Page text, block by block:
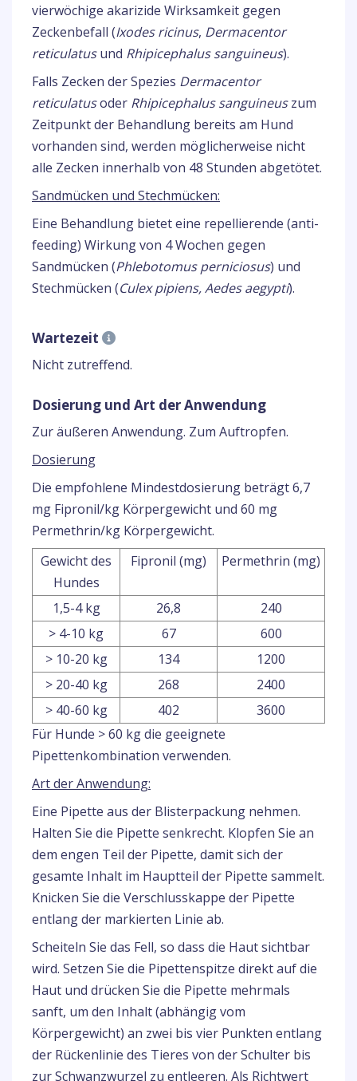
vierwöchige akarizide Wirksamkeit gegen
Zeckenbefall (Ixodes ricinus, Dermacentor
reticulatusund Rhipicephalus sanguineus).
Falls Zecken der Spezies Dermacentor
reticulatusoder Rhipicephalus sanguineuszum
Zeitpunkt der Behandlung bereits am Hund
vorhanden sind, werden möglicherweise nicht
alle Zecken innerhalb von 48 Stunden abgetötet.
Sandmücken und Stechmücken:
Eine Behandlung bietet eine repellierende (anti-
feeding) Wirkung von 4 Wochen gegen
Sandmücken (Phlebotomus perniciosus) und
Stechmücken (Culex pipiens, Aedes aegypti).
Wartezeit
Nicht zutreffend.
Dosierung und Art der Anwendung
Zur äußeren Anwendung. Zum Auftropfen.
Dosierung
Die empfohlene Mindestdosierung beträgt 6,7
mg Fipronil/kg Körpergewicht und 60 mg
Permethrin/kg Körpergewicht.
Gewicht des
Hundes
Fipronil (mg) Permethrin (mg)
1,5-4 kg 26,8
240
> 4-10 kg
67
600
> 10-20 kg
134
1200
> 20-40 kg
268
2400
> 40-60 kg
402
3600
Für Hunde > 60 kg die geeignete
Pipettenkombination verwenden.
Art der Anwendung:
Eine Pipette aus der Blisterpackung nehmen.
Halten Sie die Pipette senkrecht. Klopfen Sie an
dem engen Teil der Pipette, damit sich der
gesamte Inhalt im Hauptteil der Pipette sammelt.
Knicken Sie die Verschlusskappe der Pipette
entlang der markierten Linie ab.
Scheiteln Sie das Fell, so dass die Haut sichtbar
wird. Setzen Sie die Pipettenspitze direkt auf die
Haut und drücken Sie die Pipette mehrmals
sanft, um den Inhalt (abhängig vom
Körpergewicht) an zwei bis vier Punkten entlang
der Rückenlinie des Tieres von der Schulter bis
zur Schwanzwurzel zu entleeren. Als Richtwert